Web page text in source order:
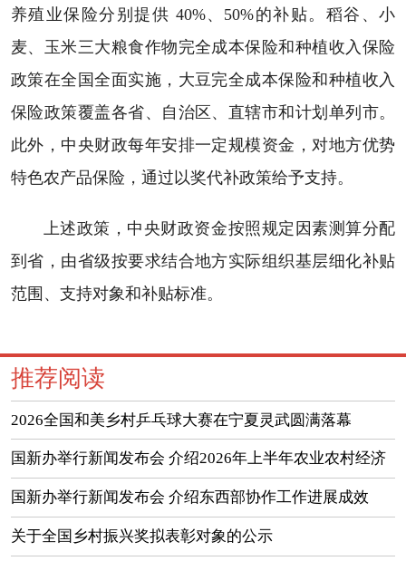
养殖业保险分别提供 40%、50%的补贴。稻谷、小
麦、玉米三大粮食作物完全成本保险和种植收入保险
政策在全国全面实施，大豆完全成本保险和种植收入
保险政策覆盖各省、自治区、直辖市和计划单列市。
此外，中央财政每年安排一定规模资金，对地方优势
特色农产品保险，通过以奖代补政策给予支持。
上述政策，中央财政资金按照规定因素测算分配
到省，由省级按要求结合地方实际组织基层细化补贴
范围、支持对象和补贴标准。
推荐阅读
2026全国和美乡村乒乓球大赛在宁夏灵武圆满落幕
国新办举行新闻发布会 介绍2026年上半年农业农村经济
运行情况
国新办举行新闻发布会 介绍东西部协作工作进展成效
（实录）
关于全国乡村振兴奖拟表彰对象的公示